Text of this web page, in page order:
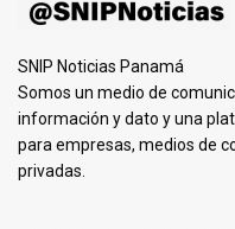
SNIP Noticias Panamá
Somos un medio de
información y dato y una
para empresas, medios de
privadas.